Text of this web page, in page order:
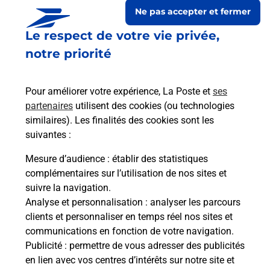
Le respect de votre vie privée,
notre priorité
Pour améliorer votre expérience, La Poste et ses
partenaires utilisent des cookies (ou technologies
similaires). Les finalités des cookies sont les
suivantes :
Mesure d’audience : établir des statistiques
complémentaires sur l’utilisation de nos sites et
suivre la navigation.
Analyse et personnalisation : analyser les parcours
clients et personnaliser en temps réel nos sites et
communications en fonction de votre navigation.
Publicité : permettre de vous adresser des publicités
en lien avec vos centres d’intérêts sur notre site et
Ne pas accepter et fermer
Collecte du courrier aujourd'hui à 08h30
Rue De La Vallee Verte
74420 Boege
Itinéraire
Le lien s'ouvre dans un nouvel onglet